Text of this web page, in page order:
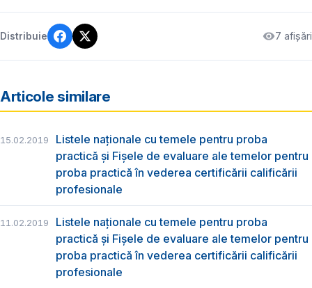
Distribuie 7 afișări
Articole similare
15.02.2019
Listele naționale cu temele pentru proba
practică și Fișele de evaluare ale temelor pentru
proba practică în vederea certificării calificării
profesionale
11.02.2019
Listele naționale cu temele pentru proba
practică și Fișele de evaluare ale temelor pentru
proba practică în vederea certificării calificării
profesionale